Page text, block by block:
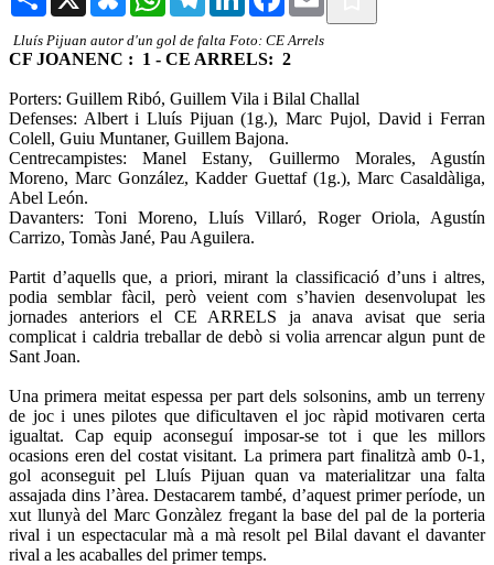
Lluís Pijuan autor d'un gol de falta Foto: CE Arrels
CF JOANENC : 1 - CE ARRELS: 2
Porters: Guillem Ribó, Guillem Vila i Bilal Challal
Defenses: Albert i Lluís Pijuan (1g.), Marc Pujol, David i Ferran
Colell, Guiu Muntaner, Guillem Bajona.
Centrecampistes: Manel Estany, Guillermo Morales, Agustín
Moreno, Marc González, Kadder Guettaf (1g.), Marc Casaldàliga,
Abel León.
Davanters: Toni Moreno, Lluís Villaró, Roger Oriola, Agustín
Carrizo, Tomàs Jané, Pau Aguilera.
Partit d’aquells que, a priori, mirant la classificació d’uns i altres,
podia semblar fàcil, però veient com s’havien desenvolupat les
jornades anteriors el CE ARRELS ja anava avisat que seria
complicat i caldria treballar de debò si volia arrencar algun punt de
Sant Joan.
Una primera meitat espessa per part dels solsonins, amb un terreny
de joc i unes pilotes que dificultaven el joc ràpid motivaren certa
igualtat. Cap equip aconseguí imposar-se tot i que les millors
ocasions eren del costat visitant. La primera part finalitzà amb 0-1,
gol aconseguit pel Lluís Pijuan quan va materialitzar una falta
assajada dins l’àrea. Destacarem també, d’aquest primer període, un
xut llunyà del Marc Gonzàlez fregant la base del pal de la porteria
rival i un espectacular mà a mà resolt pel Bilal davant el davanter
rival a les acaballes del primer temps.